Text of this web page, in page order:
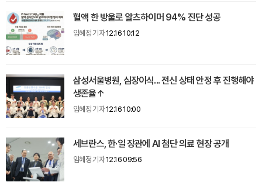
혈액 한 방울로 알츠하이머 94% 진단 성공
임혜정 기자12.16 10:12
삼성서울병원, 심장이식... 전신 상태 안정 후 진행해야
생존율↑
임혜정 기자12.16 10:00
세브란스, 한·일 장관에 AI 첨단 의료 현장 공개
임혜정 기자12.16 09:56